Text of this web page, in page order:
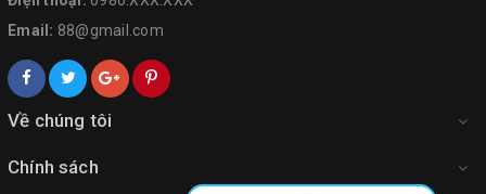
Email: 88@gmail.com
Về chúng tôi
Chính sách